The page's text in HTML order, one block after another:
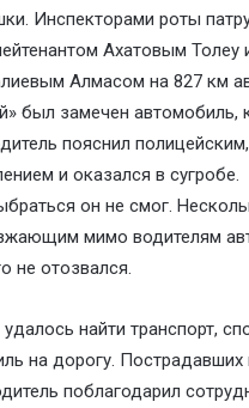
Инспекторами роты
Ахатовым
Алмасом на 827 км
был замечен автомобиль,
пояснил
и оказался в сугробе.
он не смог.
мимо водителям
не отозвался.
найти транспорт,
на дорогу. Пострадавших
поблагодарил